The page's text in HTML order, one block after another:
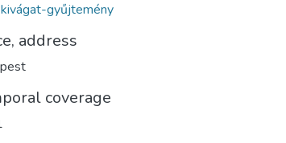
gyűjtemény
address
coverage